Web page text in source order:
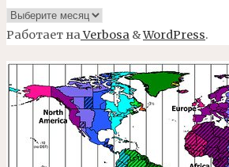
Архивы
Работает наVerbosa &WordPress.